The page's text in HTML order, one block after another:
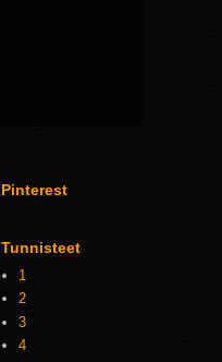
Pinterest
Tunnisteet
1
2
3
4